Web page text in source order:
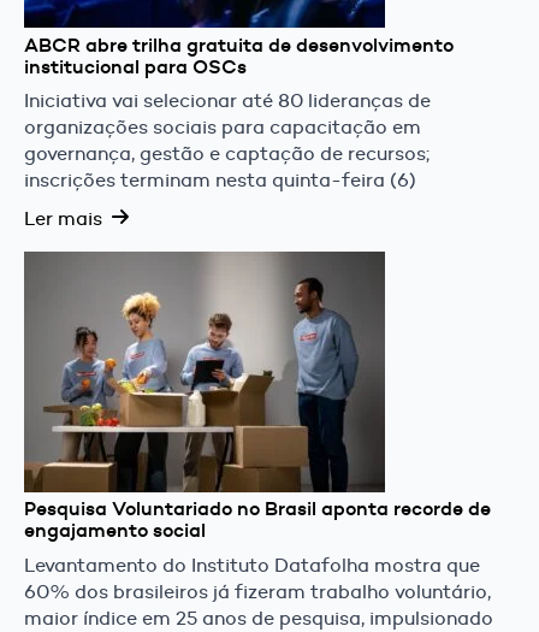
ABCR abre trilha gratuita de desenvolvimento
institucional para OSCs
Iniciativa vai selecionar até 80 lideranças de
organizações sociais para capacitação em
governança, gestão e captação de recursos;
inscrições terminam nesta quinta-feira (6)
Ler mais
Pesquisa Voluntariado no Brasil aponta recorde de
engajamento social
Levantamento do Instituto Datafolha mostra que
60% dos brasileiros já fizeram trabalho voluntário,
maior índice em 25 anos de pesquisa, impulsionado